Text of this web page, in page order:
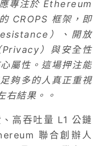
專注於 Ethereum
CROPS 框架，即
）、開放
）與安全性
屬性。這場押注能
夠多的人真正重視
右結果。。
高吞吐量 L1 公鏈
聯合創辦人